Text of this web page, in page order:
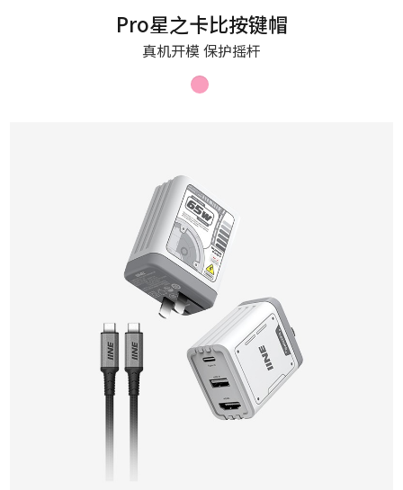
Pro星之卡比按键帽
真机开模 保护摇杆